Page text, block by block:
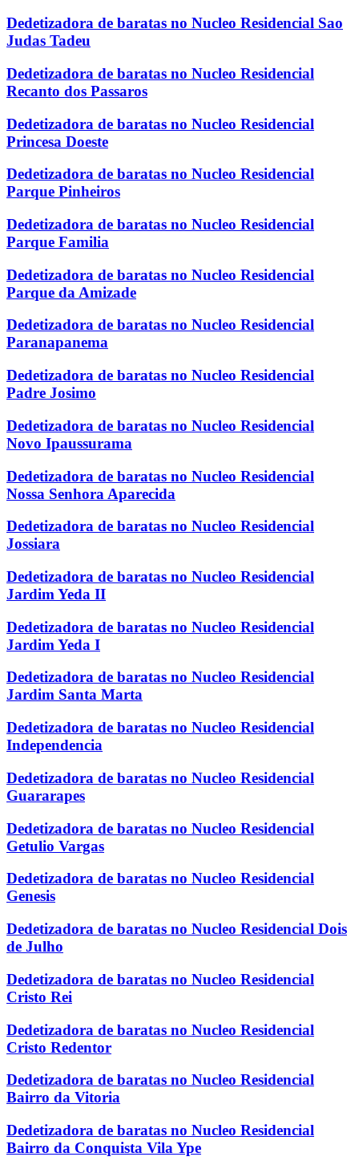
Dedetizadora de baratas no Nucleo Residencial Sao
Judas Tadeu
Dedetizadora de baratas no Nucleo Residencial
Recanto dos Passaros
Dedetizadora de baratas no Nucleo Residencial
Princesa Doeste
Dedetizadora de baratas no Nucleo Residencial
Parque Pinheiros
Dedetizadora de baratas no Nucleo Residencial
Parque Familia
Dedetizadora de baratas no Nucleo Residencial
Parque da Amizade
Dedetizadora de baratas no Nucleo Residencial
Paranapanema
Dedetizadora de baratas no Nucleo Residencial
Padre Josimo
Dedetizadora de baratas no Nucleo Residencial
Novo Ipaussurama
Dedetizadora de baratas no Nucleo Residencial
Nossa Senhora Aparecida
Dedetizadora de baratas no Nucleo Residencial
Jossiara
Dedetizadora de baratas no Nucleo Residencial
Jardim Yeda II
Dedetizadora de baratas no Nucleo Residencial
Jardim Yeda I
Dedetizadora de baratas no Nucleo Residencial
Jardim Santa Marta
Dedetizadora de baratas no Nucleo Residencial
Independencia
Dedetizadora de baratas no Nucleo Residencial
Guararapes
Dedetizadora de baratas no Nucleo Residencial
Getulio Vargas
Dedetizadora de baratas no Nucleo Residencial
Genesis
Dedetizadora de baratas no Nucleo Residencial Dois
de Julho
Dedetizadora de baratas no Nucleo Residencial
Cristo Rei
Dedetizadora de baratas no Nucleo Residencial
Cristo Redentor
Dedetizadora de baratas no Nucleo Residencial
Bairro da Vitoria
Dedetizadora de baratas no Nucleo Residencial
Bairro da Conquista Vila Ype